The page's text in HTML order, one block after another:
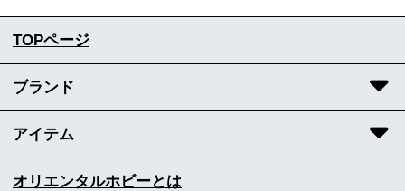
TOPページ
ブランド
アイテム
オリエンタルホビーとは